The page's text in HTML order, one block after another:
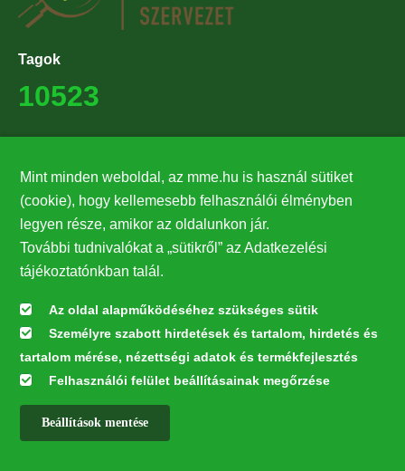
Tagok
10523
27224
Hírlevél feliratkozás
Értesüljön elsőként legfrissebb híreinkről, eseményeinkről!
Feliratkozás
Mint minden weboldal, az mme.hu is használ sütiket
(cookie), hogy kellemesebb felhasználói élményben
legyen része, amikor az oldalunkon jár.
További tudnivalókat a „sütikről” az Adatkezelési
tájékoztatónkban talál.
Az oldal alapműködéséhez szükséges sütik
Személyre szabott hirdetések és tartalom, hirdetés és
tartalom mérése, nézettségi adatok és termékfejlesztés
Felhasználói felület beállításainak megőrzése
Beállítások mentése